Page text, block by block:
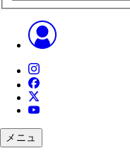
メニュ